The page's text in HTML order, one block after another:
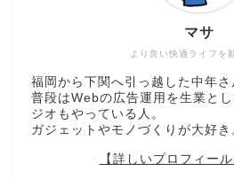
より良い快適ライフを
マサ
福岡から下関へ引っ越した中年さ
普段はWebの広告運用を生業と
ジオもやっている人。
ガジェットやモノづくりが大好き
【詳しいプロフィール